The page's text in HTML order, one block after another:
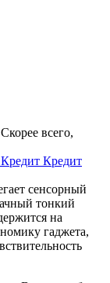
всего,
Кредит Кредит
сенсорный
тонкий
на
гаджета,